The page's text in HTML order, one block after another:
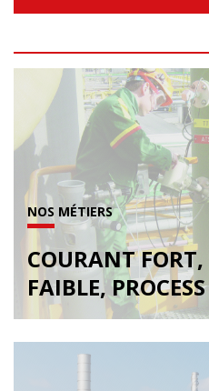
NOS MÉTIERS
COURANT
FAIBLE, PROCESS